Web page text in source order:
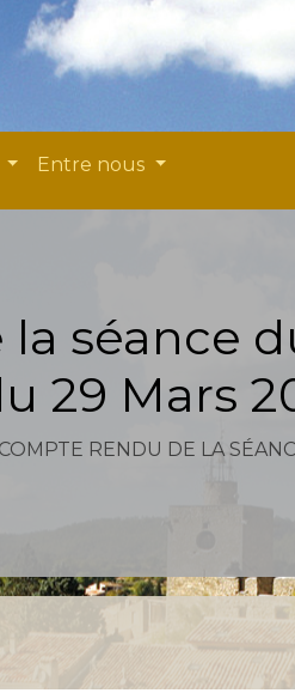
Entre nous
séance
29 Mars
COMPTE RENDU DE LA